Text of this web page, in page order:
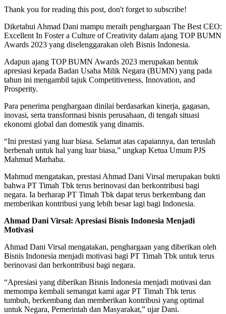
Thank you for reading this post, don't forget to subscribe!
Diketahui Ahmad Dani mampu meraih penghargaan The Best CEO:
Excellent In Foster a Culture of Creativity dalam ajang TOP BUMN
Awards 2023 yang diselenggarakan oleh Bisnis Indonesia.
Adapun ajang TOP BUMN Awards 2023 merupakan bentuk
apresiasi kepada Badan Usaha Milik Negara (BUMN) yang pada
tahun ini mengambil tajuk Competitiveness, Innovation, and
Prosperity.
Para penerima penghargaan dinilai berdasarkan kinerja, gagasan,
inovasi, serta transformasi bisnis perusahaan, di tengah situasi
ekonomi global dan domestik yang dinamis.
“Ini prestasi yang luar biasa. Selamat atas capaiannya, dan teruslah
berbenah untuk hal yang luar biasa,” ungkap Ketua Umum PJS
Mahmud Marhaba.
Mahmud mengatakan, prestasi Ahmad Dani Virsal merupakan bukti
bahwa PT Timah Tbk terus berinovasi dan berkontribusi bagi
negara. Ia berharap PT Timah Tbk dapat terus berkembang dan
memberikan kontribusi yang lebih besar lagi bagi Indonesia.
Ahmad Dani Virsal: Apresiasi Bisnis Indonesia Menjadi
Motivasi
Ahmad Dani Virsal mengatakan, penghargaan yang diberikan oleh
Bisnis Indonesia menjadi motivasi bagi PT Timah Tbk untuk terus
berinovasi dan berkontribusi bagi negara.
“Apresiasi yang diberikan Bisnis Indonesia menjadi motivasi dan
memompa kembali semangat kami agar PT Timah Tbk terus
tumbuh, berkembang dan memberikan kontribusi yang optimal
untuk Negara, Pemerintah dan Masyarakat,” ujar Dani.